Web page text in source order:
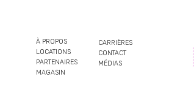
À PROPOS
LOCATIONS
PARTENAIRES
MAGASIN
CARRIÈRES
CONTACT
MÉDIAS